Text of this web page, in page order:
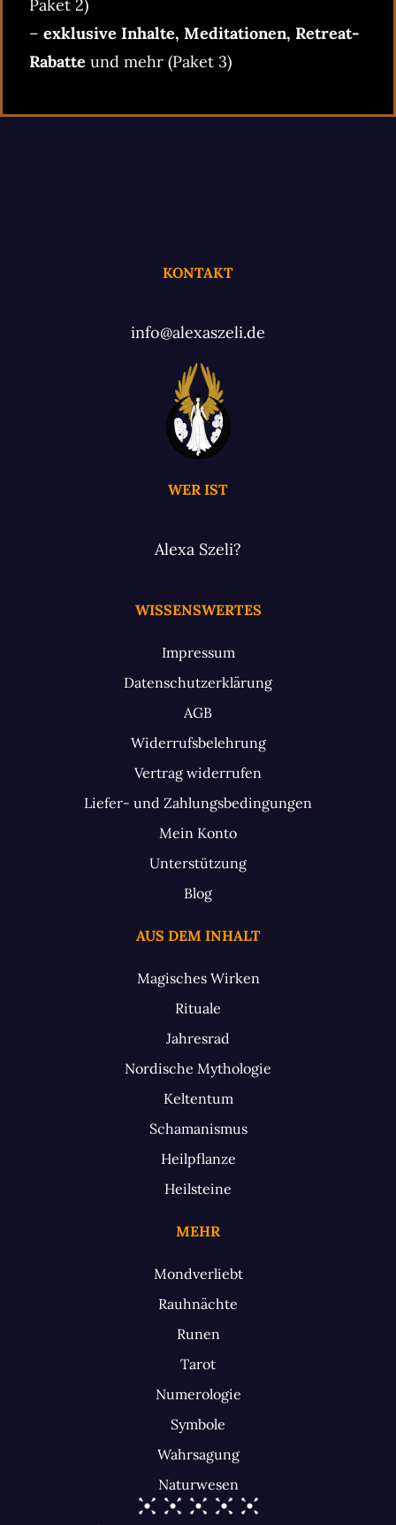
Paket 2)
– exklusive Inhalte, Meditationen, Retreat-
Rabatte und mehr (Paket 3)
KONTAKT
info@alexaszeli.de
WER IST
Alexa Szeli?
WISSENSWERTES
Impressum
Datenschutzerklärung
AGB
Widerrufsbelehrung
Vertrag widerrufen
Liefer- und Zahlungsbedingungen
Mein Konto
Unterstützung
Blog
AUS DEM INHALT
Magisches Wirken
Rituale
Jahresrad
Nordische Mythologie
Keltentum
Schamanismus
Heilpflanze
Heilsteine
MEHR
Mondverliebt
Rauhnächte
Runen
Tarot
Numerologie
Symbole
Wahrsagung
Naturwesen